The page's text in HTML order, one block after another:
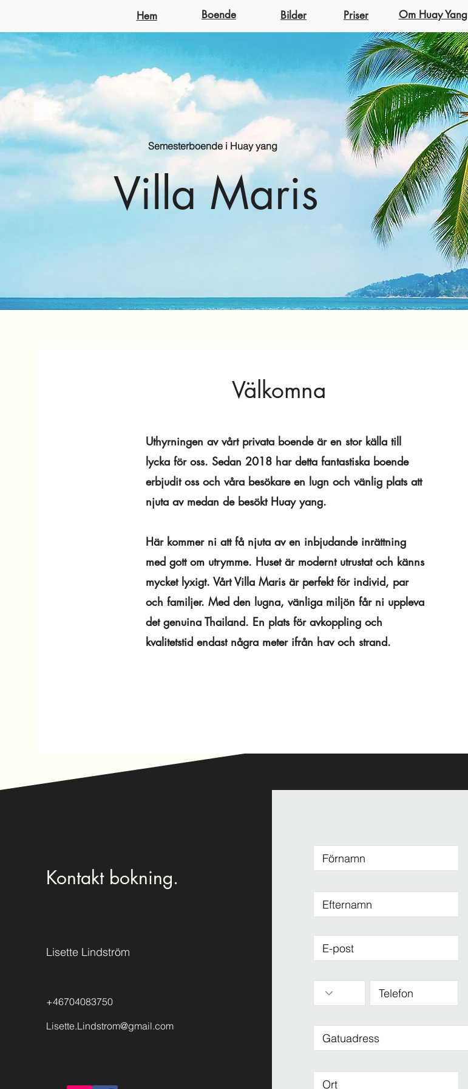
Hem Boende Bilder Priser Om Huay Yang
Semesterboende i Huay yang
Villa Maris
Välkomna
Uthyrningen av vårt privata boende är en stor källa till
lycka för oss. Sedan 2018 har detta fantastiska boende
erbjudit oss och våra besökare en lugn och vänlig plats att
njuta av medan de besökt Huay yang.
Här kommer ni att få njuta av en inbjudande inrättning
med gott om utrymme. Huset är modernt utrustat och känns
mycket lyxigt. Vårt Villa Maris är perfekt för individ, par
och familjer. Med den lugna, vänliga miljön får ni uppleva
det genuina Thailand. En plats för avkoppling och
kvalitetstid endast några meter ifrån hav och strand.
Kontakt bokning.
Lisette Lindström
+46704083750
Lisette.Lindstrom@gmail.com